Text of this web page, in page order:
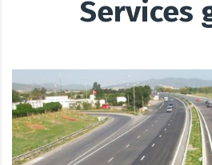
Services